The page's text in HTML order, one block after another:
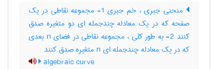
منحنی جبری ، خم جبری 1- مجموعه نقاطی در یک
صفحه که در یک معادله چندجمله ای دو متغیره صدق
کنند 2- به طور کلی ، مجموعه نقاطی در فضای n بعدی
که در یک معادله چندجمله ای n متغیره صدق کنند
algebraic curve